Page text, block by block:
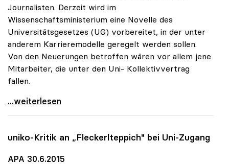
Journalisten. Derzeit wird im
Wissenschaftsministerium eine Novelle des
Universitätsgesetzes (UG) vorbereitet, in der unter
anderem Karrieremodelle geregelt werden sollen.
Von den Neuerungen betroffen wären vor allem jene
Mitarbeiter, die unter den Uni- Kollektivvertrag
fallen.
Unis glauben nicht an „Kündigungskultur\"
...weiterlesen
uniko-Kritik an „Fleckerlteppich" bei Uni-Zugang
APA 30.6.2015